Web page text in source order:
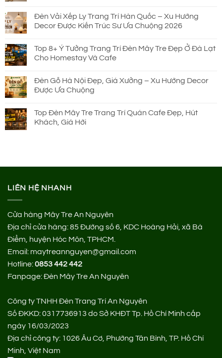
Đèn Vải Xếp Ly Trang Trí Hàn Quốc – Xu Hướng
Decor Được Kiến Trúc Sư Ưa Chuộng 2026
Top 8+ Ý Tưởng Trang Trí Đèn Mây Tre Đẹp Ở Đà Lạt
Cho Homestay Và Cafe
Đèn Gỗ Hà Nội Đẹp, Giá Xưởng – Xu Hướng Decor
Được Ưa Chuộng
Top Đèn Mây Tre Trang Trí Quán Cafe Đẹp, Hút
Khách, Giá Hời
LIÊN HỆ NHANH
Cửa hàng Mây Tre An Nguyên
Địa chỉ cửa hàng:85 Đường số 6, KDC Hoàng Hải, xã Bà
Điểm, huyện Hóc Môn, TPHCM.
Email: maytreannguyen@gmail.com
Hotline:0853 442 442
Fanpage:Đèn Mây Tre An Nguyên
Công ty TNHH Đèn Trang Trí An Nguyên
Số ĐKKD: 0317736913 do Sở KHĐT Tp. Hồ Chí Minh cấp
ngày 16/03/2023
Địa chỉ công ty: 1026 Âu Cơ, Phường Tân Bình, TP. Hồ Chí
Minh, Việt Nam